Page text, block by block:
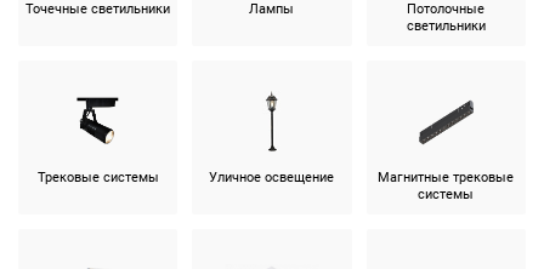
Точечные светильники Лампы
Потолочные
светильники
Трековые системы Уличное освещение
Магнитные трековые
системы